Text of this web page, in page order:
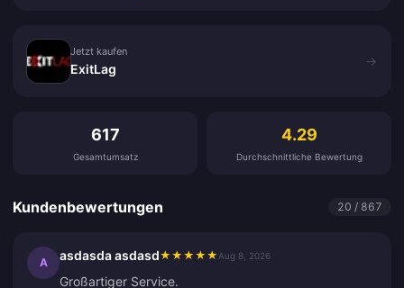
Jetzt kaufen
ExitLag
→
617
Gesamtumsatz
4.29
Durchschnittliche Bewertung
Kundenbewertungen 20 / 867
A asdasda asdasd★ ★ ★ ★ ★ Aug 8, 2026
Großartiger Service.